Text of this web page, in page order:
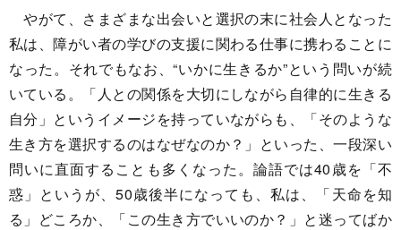
やがて、さまざまな出会いと選択の末に社会人となった
私は、障がい者の学びの支援に関わる仕事に携わることに
なった。それでもなお、“いかに生きるか”という問いが続
いている。「人との関係を大切にしながら自律的に生きる
自分」というイメージを持っていながらも、「そのような
生き方を選択するのはなぜなのか？」といった、一段深い
問いに直面することも多くなった。論語では40歳を「不
惑」というが、50歳後半になっても、私は、「天命を知
る」どころか、「この生き方でいいのか？」と迷ってばか